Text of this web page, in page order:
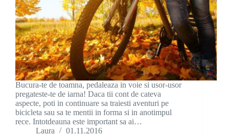
Bucura-te de toamna, pedaleaza in voie si usor-usor
pregateste-te de iarna! Daca tii cont de cateva
aspecte, poti in continuare sa traiesti aventuri pe
bicicleta sau sa te mentii in forma si in anotimpul
rece. Intotdeauna este important sa ai…
Laura
01.11.2016